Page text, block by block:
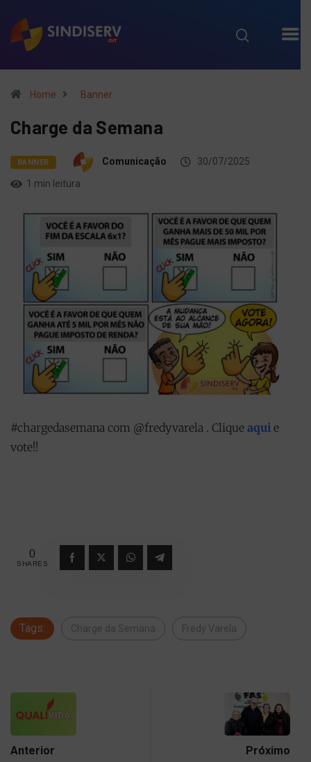
Home Banner
Charge da Semana
BANNER Comunicação
30/07/2025
1 min leitura
#chargedasemana com @fredyvarela . Clique aqui e
vote!!
0
SHARES
Tags: Charge da Semana Fredy Varela
Anterior Próximo